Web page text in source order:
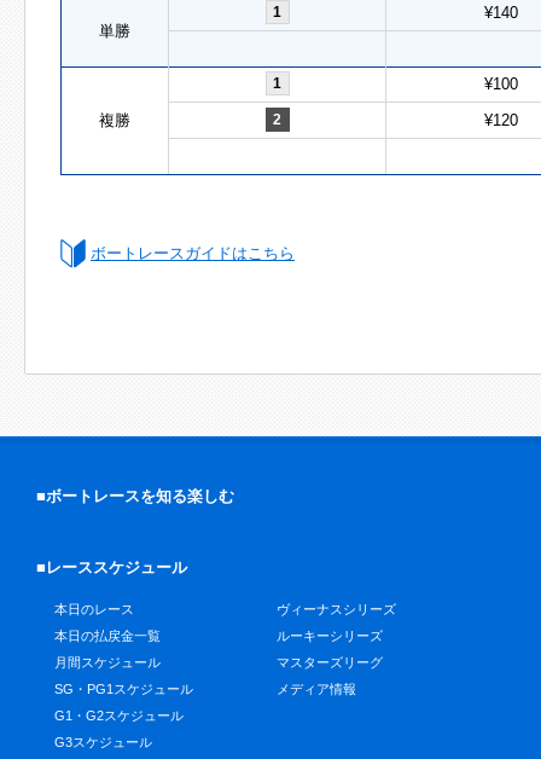
単勝
1 ¥140
複勝
1 ¥100
2 ¥120
ボートレースガイドはこちら
■ボートレースを知る楽しむ
■レーススケジュール
本日のレース
本日の払戻金一覧
月間スケジュール
SG・PG1スケジュール
G1・G2スケジュール
G3スケジュール
ヴィーナスシリーズ
ルーキーシリーズ
マスターズリーグ
メディア情報